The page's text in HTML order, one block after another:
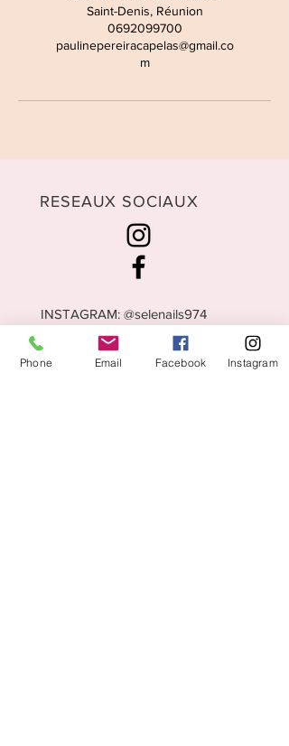
Saint-Denis, Réunion
0692099700
paulinepereiracapelas@gmail.co
m
RESEAUX SOCIAUX
INSTAGRAM: @selenails974
FACEBOOK: Sélé'nails Prothésiste
Phone Email Facebook Instagram